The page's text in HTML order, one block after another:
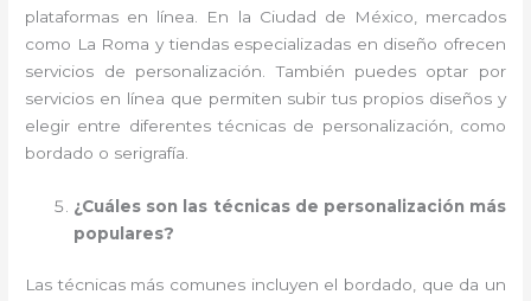
plataformas en línea. En la Ciudad de México, mercados
como La Roma y tiendas especializadas en diseño ofrecen
servicios de personalización. También puedes optar por
servicios en línea que permiten subir tus propios diseños y
elegir entre diferentes técnicas de personalización, como
bordado o serigrafía.
¿Cuáles son las técnicas de personalización más
populares?
Las técnicas más comunes incluyen el bordado, que da un